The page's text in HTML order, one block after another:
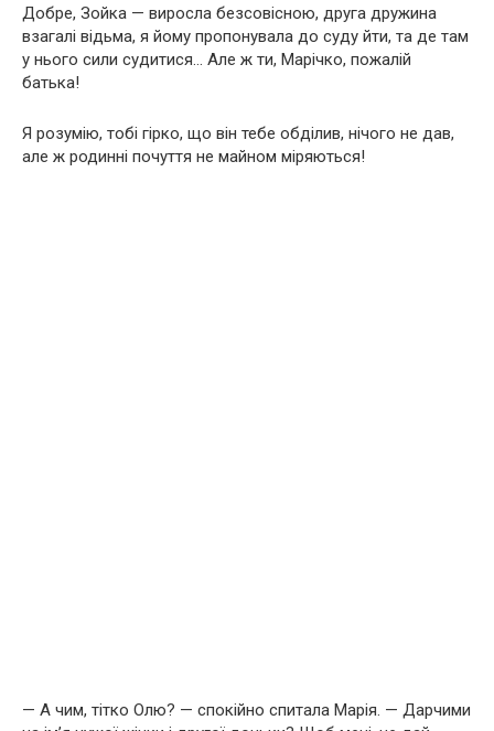
Добре, Зойка — виросла безсовісною, друга дружина
взагалі відьма, я йому пропонувала до суду йти, та де там
у нього сили судитися… Але ж ти, Марічко, пожалій
батька!
Я розумію, тобі гірко, що він тебе обділив, нічого не дав,
але ж родинні почуття не майном міряються!
— А чим, тітко Олю? — спокійно спитала Марія. — Дарчими